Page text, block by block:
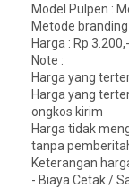
Model Pulpen :
Metode
Harga : Rp
Note :
Harga yang
Harga yang
ongkos kirim
Harga tidak
tanpa
Keterangan
- Biaya Cetak /